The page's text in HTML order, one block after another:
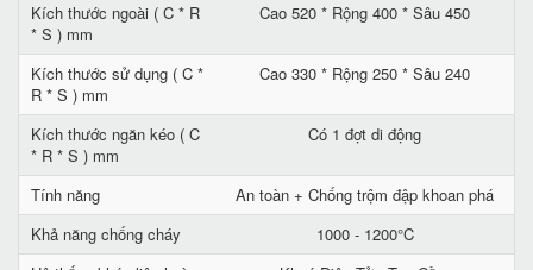
Kích thước ngoài ( C * R
* S ) mm
Cao 520 * Rộng 400 * Sâu 450
Kích thước sử dụng ( C *
R * S ) mm
Cao 330 * Rộng 250 * Sâu 240
Kích thước ngăn kéo ( C
* R * S ) mm
Có 1 đợt di động
Tính năng
An toàn + Chống trộm đập khoan phá
Khả năng chống cháy
1000 - 1200°C